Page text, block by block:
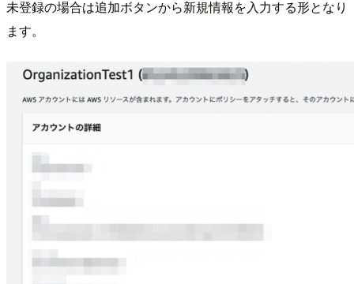
未登録の場合は追加ボタンから新規情報を入力する形となり
ます。